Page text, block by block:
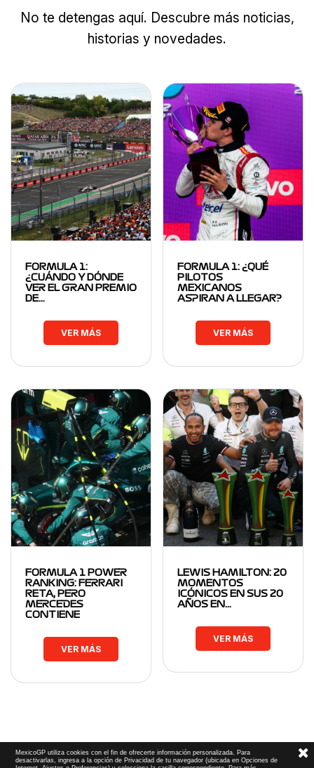
No te detengas aquí. Descubre más noticias,
historias y novedades.
FORMULA 1:
¿CUÁNDO Y DÓNDE
VER EL GRAN PREMIO
DE…
VER MÁS
FORMULA 1: ¿QUÉ
PILOTOS
MEXICANOS
ASPIRAN A LLEGAR?
VER MÁS
FORMULA 1 POWER
RANKING: FERRARI
RETA, PERO
MERCEDES
CONTIENE
VER MÁS
LEWIS HAMILTON: 20
MOMENTOS
ICÓNICOS EN SUS 20
AÑOS EN…
VER MÁS
MexicoGP utiliza cookies con el fin de ofrecerte información personalizada. Para
desactivarlas, ingresa a la opción de Privacidad de tu navegador (ubicada en Opciones de